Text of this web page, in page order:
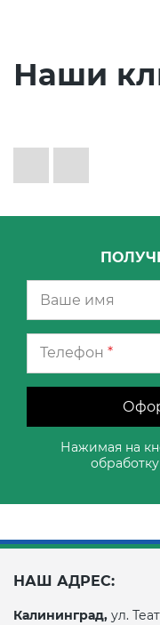
Наши
Телефон *
Нажимая на
обработку
НАШ АДРЕС:
Калининград, ул.